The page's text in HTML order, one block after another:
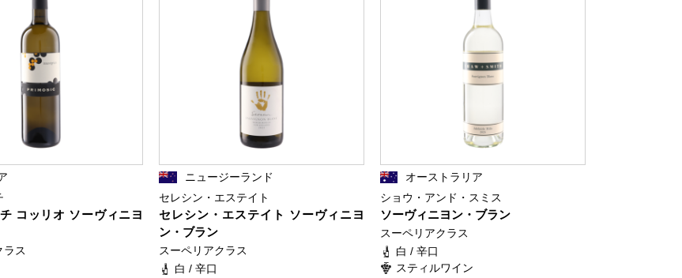
コッリオ ソーヴィニヨ
ラス
ニュージーランド
セレシン・エステイト
セレシン・エステイト ソーヴィニヨ
ン・ブラン
スーペリアクラス
白 / 辛口
オーストラリア
ショウ・アンド・スミス
ソーヴィニヨン・ブラン
スーペリアクラス
白 / 辛口
スティルワイン